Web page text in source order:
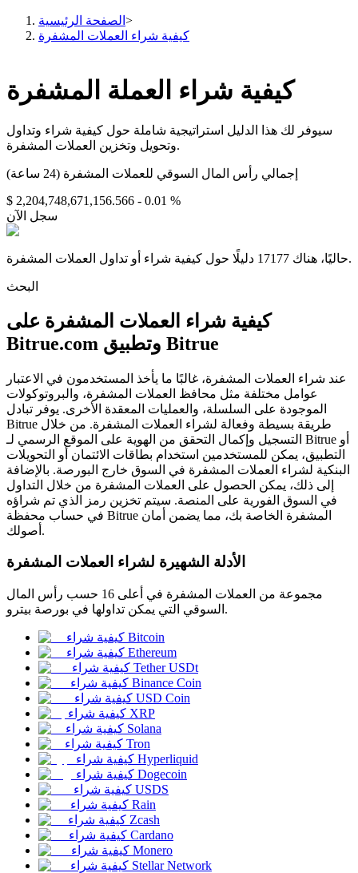
العقود الآجلة
العقود الآجلة USDT
العقود الآجلة لـ COIN-M
العقود الآجلة للعملات المشفرة
TradFi
مشتقات الأسهم والعملات الأجنبية والمعادن الثمينة والسلع
العقود الآجلة USDC
الصفحة الرئيسية >
كيفية شراء العملات المشفرة
كيفية شراء العملة المشفرة
سيوفر لك هذا الدليل استراتيجية شاملة حول كيفية شراء وتداول
وتحويل وتخزين العملات المشفرة.
إجمالي رأس المال السوقي للعملات المشفرة (24 ساعة)
$ 2,204,748,671,156.566 - 0.01 %
سجل الآن
حاليًا، هناك 17177 دليلًا حول كيفية شراء أو تداول العملات المشفرة.
البحث
كيفية شراء العملات المشفرة على
Bitrue.com وتطبيق Bitrue
عند شراء العملات المشفرة، غالبًا ما يأخذ المستخدمون في الاعتبار
عوامل مختلفة مثل محافظ العملات المشفرة، والبروتوكولات
الموجودة على السلسلة، والعمليات المعقدة الأخرى. يوفر تبادل
Bitrue طريقة بسيطة وفعالة لشراء العملات المشفرة. من خلال
التسجيل وإكمال التحقق من الهوية على الموقع الرسمي لـ Bitrue أو
التطبيق، يمكن للمستخدمين استخدام بطاقات الائتمان أو التحويلات
البنكية لشراء العملات المشفرة في السوق خارج البورصة. بالإضافة
إلى ذلك، يمكن الحصول على العملات المشفرة من خلال التداول
في السوق الفورية على المنصة. سيتم تخزين رمز الذي تم شراؤه
في حساب محفظة Bitrue المشفرة الخاصة بك، مما يضمن أمان
أصولك.
الأدلة الشهيرة لشراء العملات المشفرة
مجموعة من العملات المشفرة في أعلى 16 حسب رأس المال
السوقي التي يمكن تداولها في بورصة بيترو.
كيفية شراء Bitcoin
كيفية شراء Ethereum
كيفية شراء Tether USDt
كيفية شراء Binance Coin
كيفية شراء USD Coin
كيفية شراء XRP
كيفية شراء Solana
كيفية شراء Tron
كيفية شراء Hyperliquid
كيفية شراء Dogecoin
كيفية شراء USDS
كيفية شراء Rain
كيفية شراء Zcash
كيفية شراء Cardano
كيفية شراء Monero
كيفية شراء Stellar Network